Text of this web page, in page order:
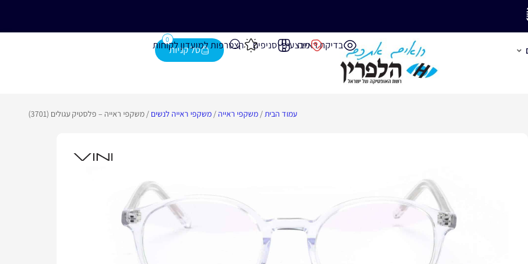
בדיקת ראייהמבצעים סניפים הצטרפות למועדון לקוחות
0
עמוד הבית/ משקפי ראייה/ משקפי ראייה לנשים / משקפי ראייה – פלסטיק עגולים (3701)